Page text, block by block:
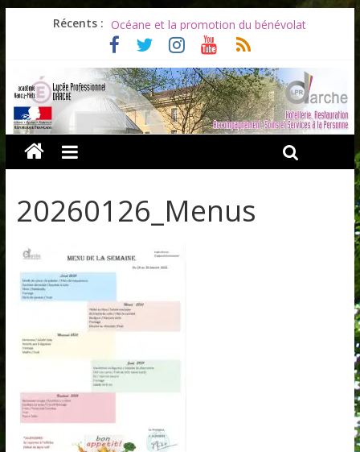
Récents :
Les ULiS en haut du podium
Océane et la promotion du bénévolat
Bonnes vacances à tous !
Soirée d’adieux au Lycée Darche
20260126_Menus